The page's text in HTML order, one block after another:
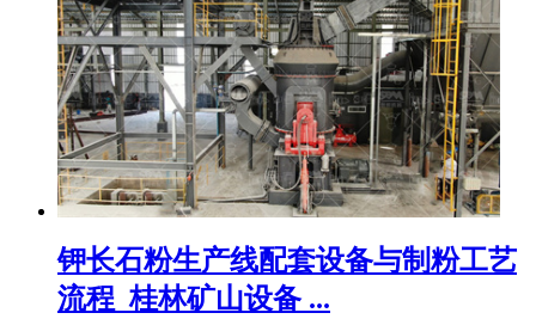
钾长石粉生产线配套设备与制粉工艺
流程_桂林矿山设备 ...